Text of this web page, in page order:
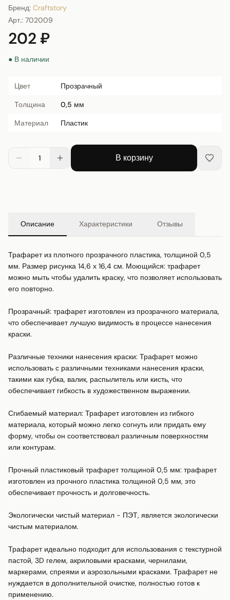
Бренд: Craftstory
Арт.: 702009
202 ₽
● В наличии
Цвет
Прозрачный
Толщина
0,5 мм
Материал
Пластик
1 В корзину
Описание Характеристики Отзывы
Трафарет из плотного прозрачного пластика, толщиной 0,5
мм. Размер рисунка 14,6 х 16,4 см. Моющийся: трафарет
можно мыть чтобы удалить краску, что позволяет использовать
его повторно.
Прозрачный: трафарет изготовлен из прозрачного материала,
что обеспечивает лучшую видимость в процессе нанесения
краски.
Различные техники нанесения краски: Трафарет можно
использовать с различными техниками нанесения краски,
такими как губка, валик, распылитель или кисть, что
обеспечивает гибкость в художественном выражении.
Сгибаемый материал: Трафарет изготовлен из гибкого
материала, который можно легко согнуть или придать ему
форму, чтобы он соответствовал различным поверхностям
или контурам.
Прочный пластиковый трафарет толщиной 0,5 мм: трафарет
изготовлен из прочного пластика толщиной 0,5 мм, это
обеспечивает прочность и долговечность.
Экологически чистый материал - ПЭТ, является экологически
чистым материалом.
Трафарет идеально подходит для использования с текстурной
пастой, 3D гелем, акриловыми красками, чернилами,
маркерами, спреями и аэрозольными красками. Трафарет не
нуждается в дополнительной очистке, полностью готов к
применению.